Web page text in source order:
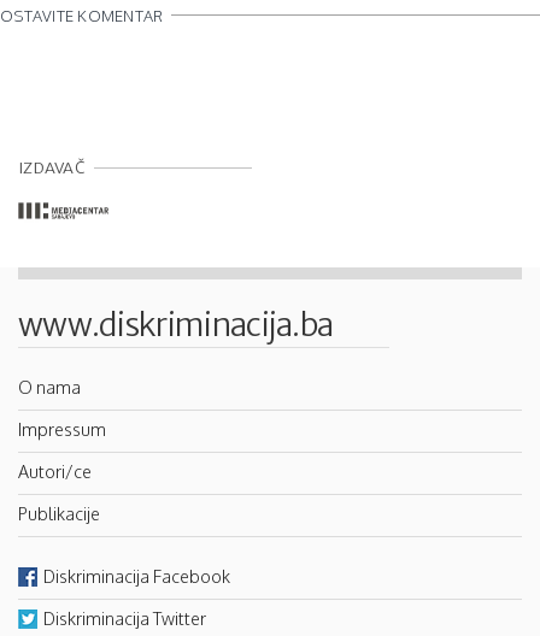
OSTAVITE KOMENTAR
IZDAVAČ
www.diskriminacija.ba
O nama
Impressum
Autori/ce
Publikacije
Diskriminacija Facebook
Diskriminacija Twitter